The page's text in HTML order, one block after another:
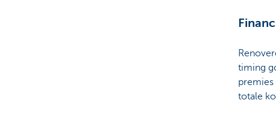
timing
premies
totale